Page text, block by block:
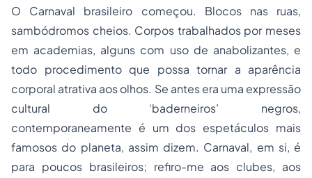
O Carnaval brasileiro começou. Blocos nas ruas,
sambódromos cheios. Corpos trabalhados por meses
em academias, alguns com uso de anabolizantes, e
todo procedimento que possa tornar a aparência
corporal atrativa aos olhos. Se antes era uma expressão
cultural do ‘baderneiros’ negros,
contemporaneamente é um dos espetáculos mais
famosos do planeta, assim dizem. Carnaval, em si, é
para poucos brasileiros; refiro-me aos clubes, aos